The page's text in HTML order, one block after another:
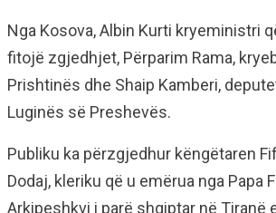
Nga Kosova, Albin Kurti kryeministri
fitojë zgjedhjet, Përparim Rama,
Prishtinës dhe Shaip Kamberi,
Luginës së Preshevës.
Publiku ka përzgjedhur këngëtaren
Dodaj, kleriku që u emërua nga Papa
Arkipeshkvi i parë shqiptar në Tiranë